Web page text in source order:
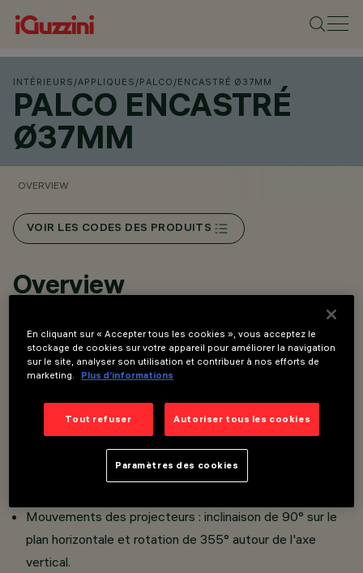
INTÉRIEURS /APPLIQUES /PALCO /ENCASTRÉ Ø37MM
PALCO ENCASTRÉ
Ø37MM
OVERVIEW
VOIR LES CODES DES PRODUITS
Overview
Appareils pour une installation plafonnier et murale.
Versions encastrée.
Fixation encastrée avec ressorts en fil d'acier.
Modèles simples avec patère et multiples avec support
linéaire ; modèles multiples avec possibilité d'installation
continue et maintien des entraxes.
Corps du projecteur en fusion d'aluminium ; supports de
Mouvements des projecteurs : inclinaison de 90° sur le
plan horizontale et rotation de 355° autour de l'axe
vertical.
En cliquant sur « Accepter tous les cookies », vous acceptez le
stockage de cookies sur votre appareil pour améliorer la navigation
sur le site, analyser son utilisation et contribuer à nos efforts de
marketing.
Plus d’informations
Tout refuser Autoriser tous les cookies
Paramètres des cookies